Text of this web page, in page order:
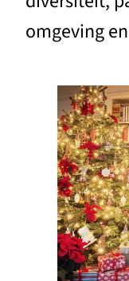
omgeving